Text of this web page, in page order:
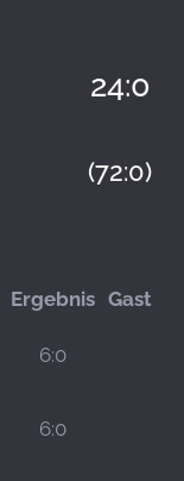
24:0
(72:0)
Ergebnis Gast
6:0
6:0